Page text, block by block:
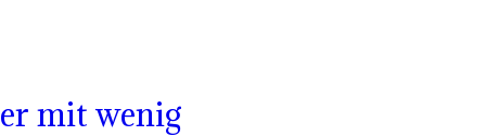
mit wenig